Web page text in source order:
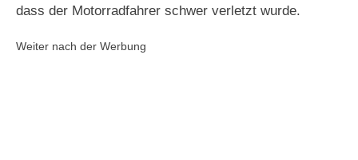
dass der Motorradfahrer schwer verletzt wurde.
Weiter nach der Werbung